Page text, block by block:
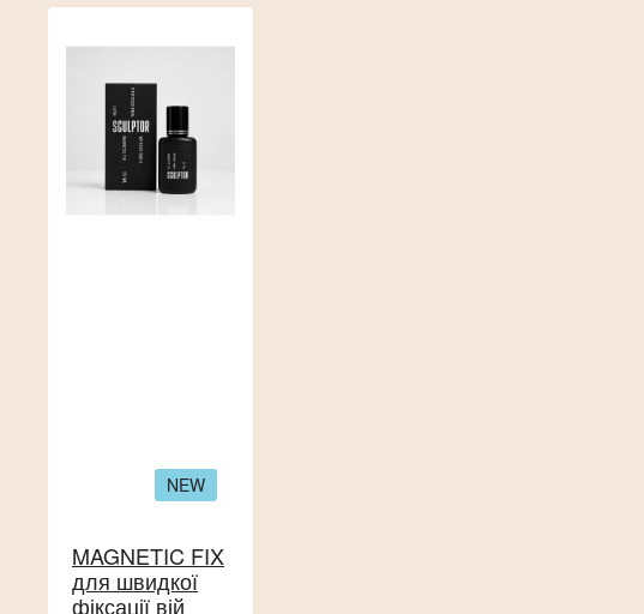
NEW
MAGNETIC FIX
для швидкої
фіксації вій